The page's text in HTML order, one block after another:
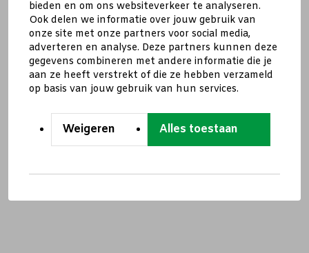
bieden en om ons websiteverkeer te analyseren.
Ook delen we informatie over jouw gebruik van
onze site met onze partners voor social media,
adverteren en analyse. Deze partners kunnen deze
gegevens combineren met andere informatie die je
aan ze heeft verstrekt of die ze hebben verzameld
op basis van jouw gebruik van hun services.
Weigeren Alles toestaan